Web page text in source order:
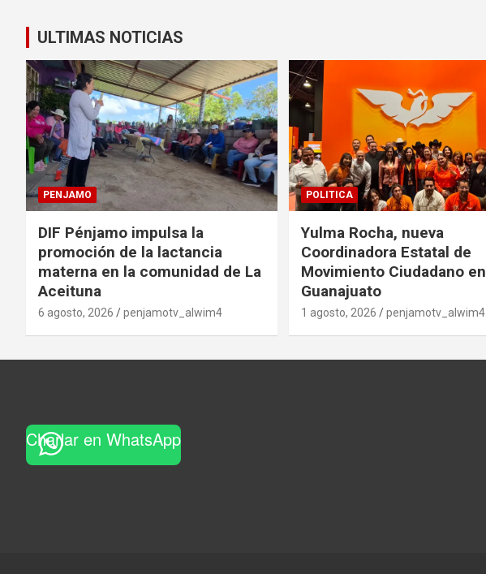
ULTIMAS NOTICIAS
PENJAMO
DIF Pénjamo impulsa la
promoción de la lactancia
materna en la comunidad de La
Aceituna
6 agosto, 2026 penjamotv_alwim4
POLITICA
Yulma Rocha, nueva
Coordinadora Estatal de
Movimiento Ciudadano en
Guanajuato
1 agosto, 2026 penjamotv_alwim4
Charlar en WhatsApp